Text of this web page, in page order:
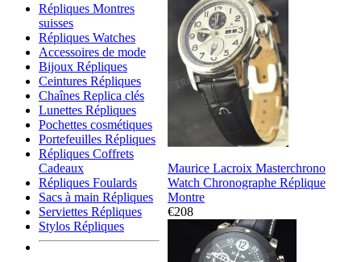
Répliques Montres
suisses
Répliques Watches
Accessoires de mode
Bijoux Répliques
Ceintures Répliques
Chaînes Replica clés
Lunettes Répliques
Pochettes cosmétiques
Portefeuilles Répliques
Répliques Coffrets
Cadeaux
Répliques Foulards
Sacs à main Répliques
Serviettes Répliques
Stylos Répliques
Maurice Lacroix Masterchrono
Watch Chronographe Réplique
Montre
€208